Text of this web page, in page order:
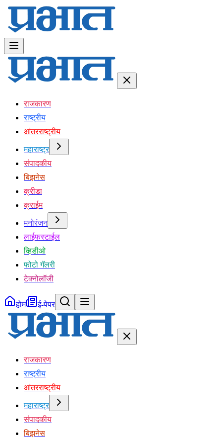
राजकारण
राष्ट्रीय
आंतरराष्ट्रीय
महाराष्ट्र
संपादकीय
बिझनेस
क्रीडा
क्राईम
मनोरंजन
लाईफस्टाईल
व्हिडीओ
फोटो गॅलरी
टेक्नोलॉजी
होम ई-पेपर
राजकारण
राष्ट्रीय
आंतरराष्ट्रीय
महाराष्ट्र
संपादकीय
बिझनेस